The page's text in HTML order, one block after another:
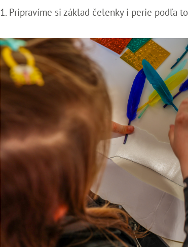
1. Pripravíme si základ čelenky i perie podľa